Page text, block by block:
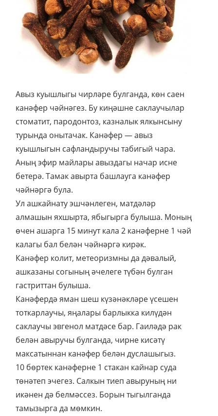
Авыз куышлыгы чирләре булганда, көн саен
канәфер чәйнәгез. Бу киңәшне саклаучылар
стоматит, пародонтоз, казналык ялкынсыну
турында онытачак. Канәфер — авыз
куышлыгын сафландыручы табигый чара.
Аның эфир майлары авыздагы начар исне
бетерә. Тамак авырта башлауга канәфер
чәйнәргә була.
Ул ашкайнату эшчәнлеген, матдәләр
алмашын яхшырта, ябыгырга булыша. Моның
өчен ашарга 15 минут кала 2 канәферне 1 чәй
калагы бал белән чәйнәргә кирәк.
Канәфер колит, метеоризмны да дәвалый,
ашказаны согының әчелеге түбән булган
гастриттан булыша.
Канәфердә яман шеш күзәнәкләре үсешен
тоткарлаучы, яңалары барлыкка килүдән
саклаучы эвгенол матдәсе бар. Гаиләдә рак
белән авыручы булганда, чирне кисәтү
максатыннан канәфер белән дуслашыгыз.
10 бөртек канәферне 1 стакан кайнар суда
төнәтеп эчегез. Салкын тиеп авыруның ни
икәнен дә белмәссез. Борын тыгылганда
тамызырга да мөмкин.